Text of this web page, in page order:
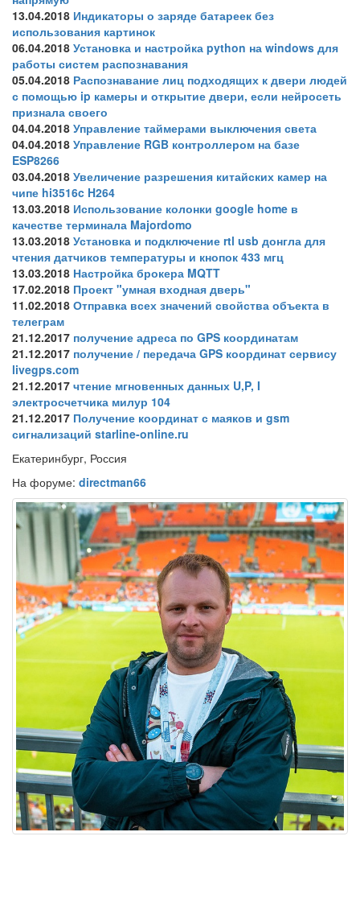
13.04.2018 Индикаторы о заряде батареек без
использования картинок
06.04.2018 Установка и настройка python на windows для
работы систем распознавания
05.04.2018 Распознавание лиц подходящих к двери людей
с помощью ip камеры и открытие двери, если нейросеть
признала своего
04.04.2018 Управление таймерами выключения света
04.04.2018 Управление RGB контроллером на базе
ESP8266
03.04.2018 Увеличение разрешения китайских камер на
чипе hi3516c H264
13.03.2018 Использование колонки google home в
качестве терминала Majordomo
13.03.2018 Установка и подключение rtl usb донгла для
чтения датчиков температуры и кнопок 433 мгц
13.03.2018 Настройка брокера MQTT
17.02.2018 Проект "умная входная дверь"
11.02.2018 Отправка всех значений свойства объекта в
телеграм
21.12.2017 получение адреса по GPS координатам
21.12.2017 получение / передача GPS координат сервису
livegps.com
21.12.2017 чтение мгновенных данных U,P, I
электросчетчика милур 104
21.12.2017 Получение координат с маяков и gsm
сигнализаций starline-online.ru
Екатеринбург, Россия
На форуме: directman66